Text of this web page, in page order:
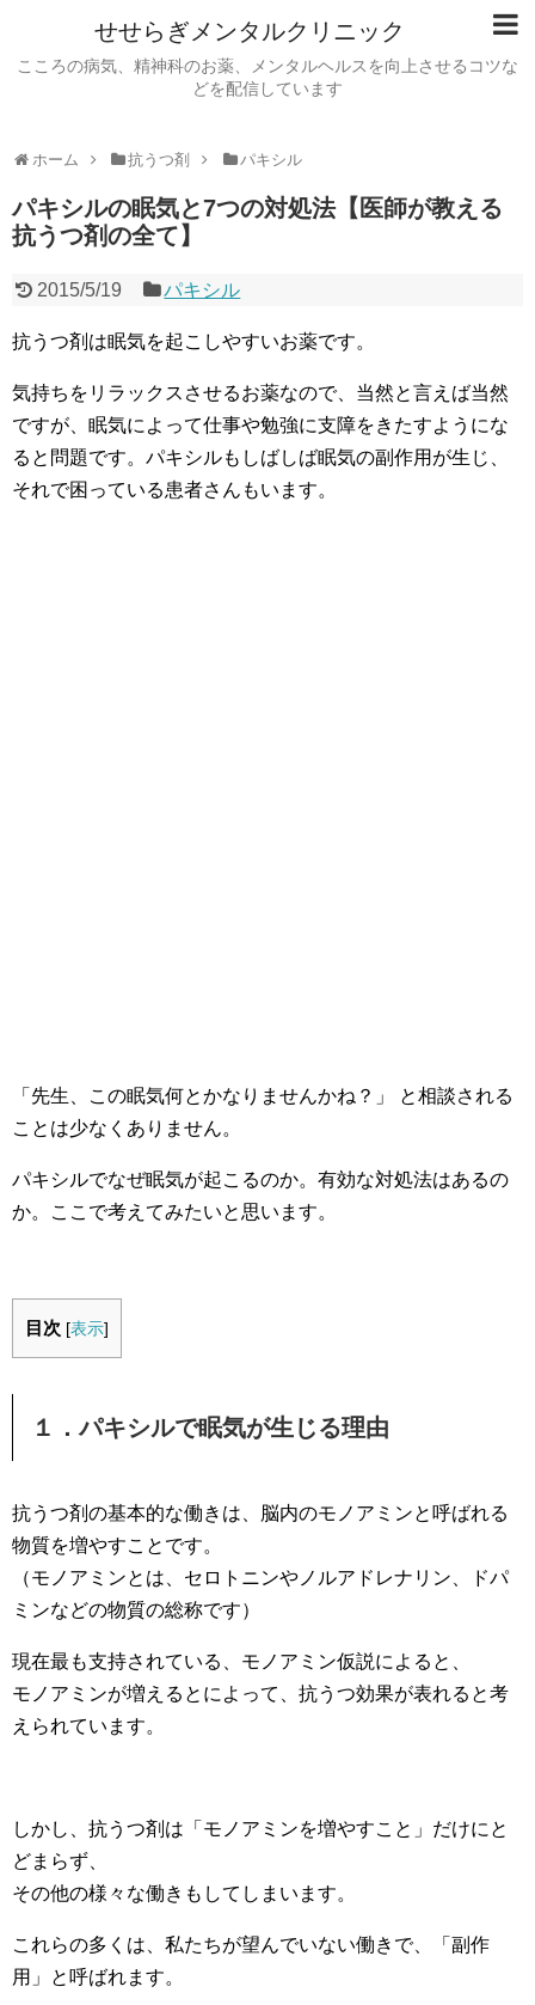
せせらぎメンタルクリニック
こころの病気、精神科のお薬、メンタルヘルスを向上させるコツな
どを配信しています
ホーム 抗うつ剤 パキシル
パキシルの眠気と7つの対処法【医師が教える
抗うつ剤の全て】
2015/5/19 パキシル
抗うつ剤は眠気を起こしやすいお薬です。
気持ちをリラックスさせるお薬なので、当然と言えば当然
ですが、眠気によって仕事や勉強に支障をきたすようにな
ると問題です。パキシルもしばしば眠気の副作用が生じ、
それで困っている患者さんもいます。
「先生、この眠気何とかなりませんかね？」 と相談される
ことは少なくありません。
パキシルでなぜ眠気が起こるのか。有効な対処法はあるの
か。ここで考えてみたいと思います。
目次 [表示]
１．パキシルで眠気が生じる理由
抗うつ剤の基本的な働きは、脳内のモノアミンと呼ばれる
物質を増やすことです。
（モノアミンとは、セロトニンやノルアドレナリン、ドパ
ミンなどの物質の総称です）
現在最も支持されている、モノアミン仮説によると、
モノアミンが増えるとによって、抗うつ効果が表れると考
えられています。
しかし、抗うつ剤は「モノアミンを増やすこと」だけにと
どまらず、
その他の様々な働きもしてしまいます。
これらの多くは、私たちが望んでいない働きで、「副作
用」と呼ばれます。